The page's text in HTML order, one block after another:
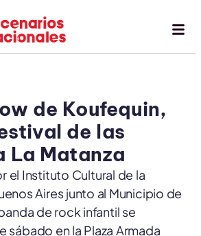
de Koufequin,
de las
La Matanza
el Instituto Cultural de la
Aires junto al Municipio de
de rock infantil se
sábado en la Plaza Armada